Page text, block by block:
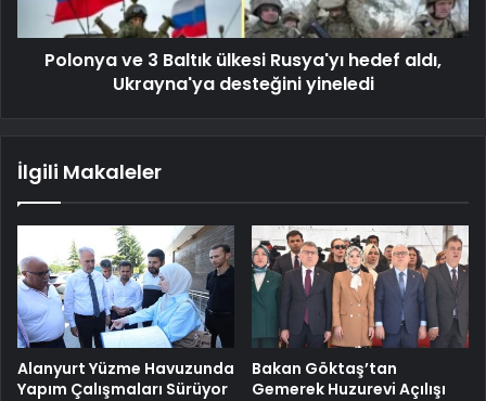
Polonya ve 3 Baltık ülkesi Rusya'yı hedef aldı,
Ukrayna'ya desteğini yineledi
İlgili Makaleler
Alanyurt Yüzme Havuzunda
Yapım Çalışmaları Sürüyor
Bakan Göktaş’tan
Gemerek Huzurevi Açılışı